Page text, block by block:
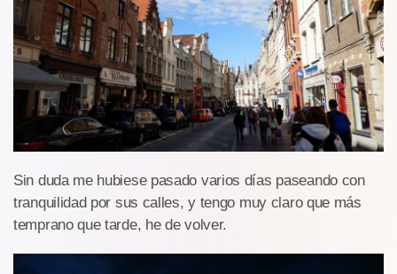
Sin duda me hubiese pasado varios días paseando con
tranquilidad por sus calles, y tengo muy claro que más
temprano que tarde, he de volver.